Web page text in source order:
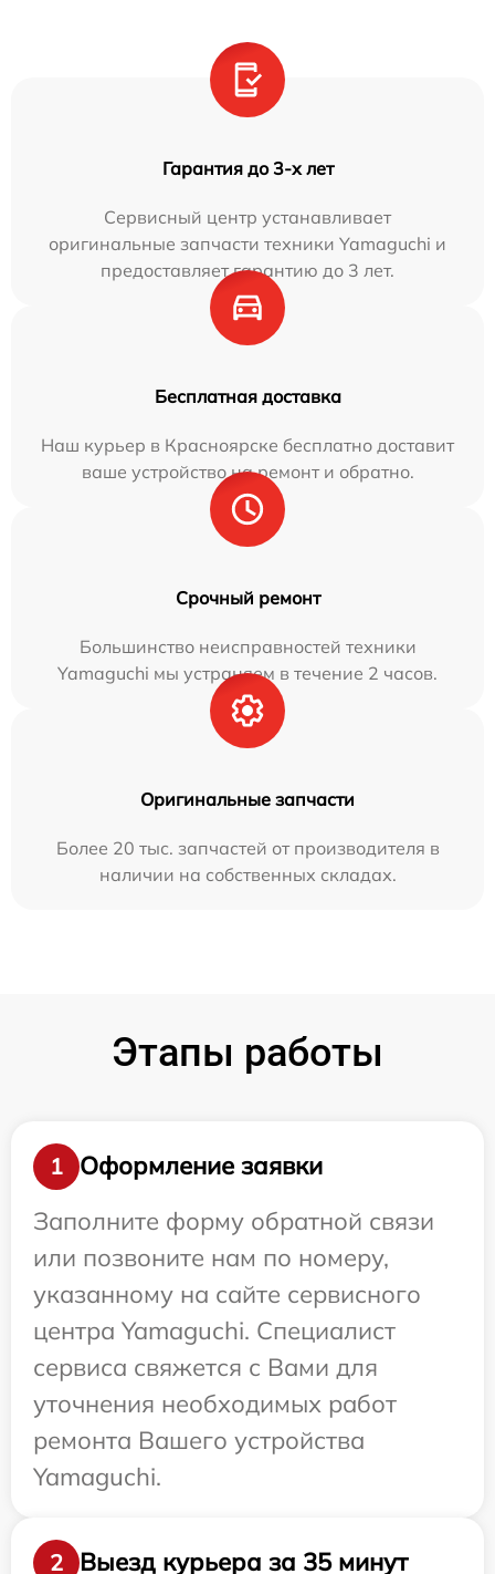
Гарантия до 3-х лет
Сервисный центр устанавливает
оригинальные запчасти техники Yamaguchi и
предоставляет гарантию до 3 лет.
Бесплатная доставка
Наш курьер в Красноярске бесплатно доставит
ваше устройство на ремонт и обратно.
Срочный ремонт
Большинство неисправностей техники
Yamaguchi мы устраняем в течение 2 часов.
Оригинальные запчасти
Более 20 тыс. запчастей от производителя в
наличии на собственных складах.
Этапы работы
1
Оформление заявки
Заполните форму обратной связи
или позвоните нам по номеру,
указанному на сайте сервисного
центра Yamaguchi. Специалист
сервиса свяжется с Вами для
уточнения необходимых работ
ремонта Вашего устройства
Yamaguchi.
2 Выезд курьера за 35 минут